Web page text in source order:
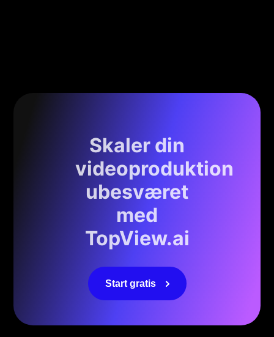
Skaler din
videoproduktion
ubesværet
med
TopView.ai
Start gratis